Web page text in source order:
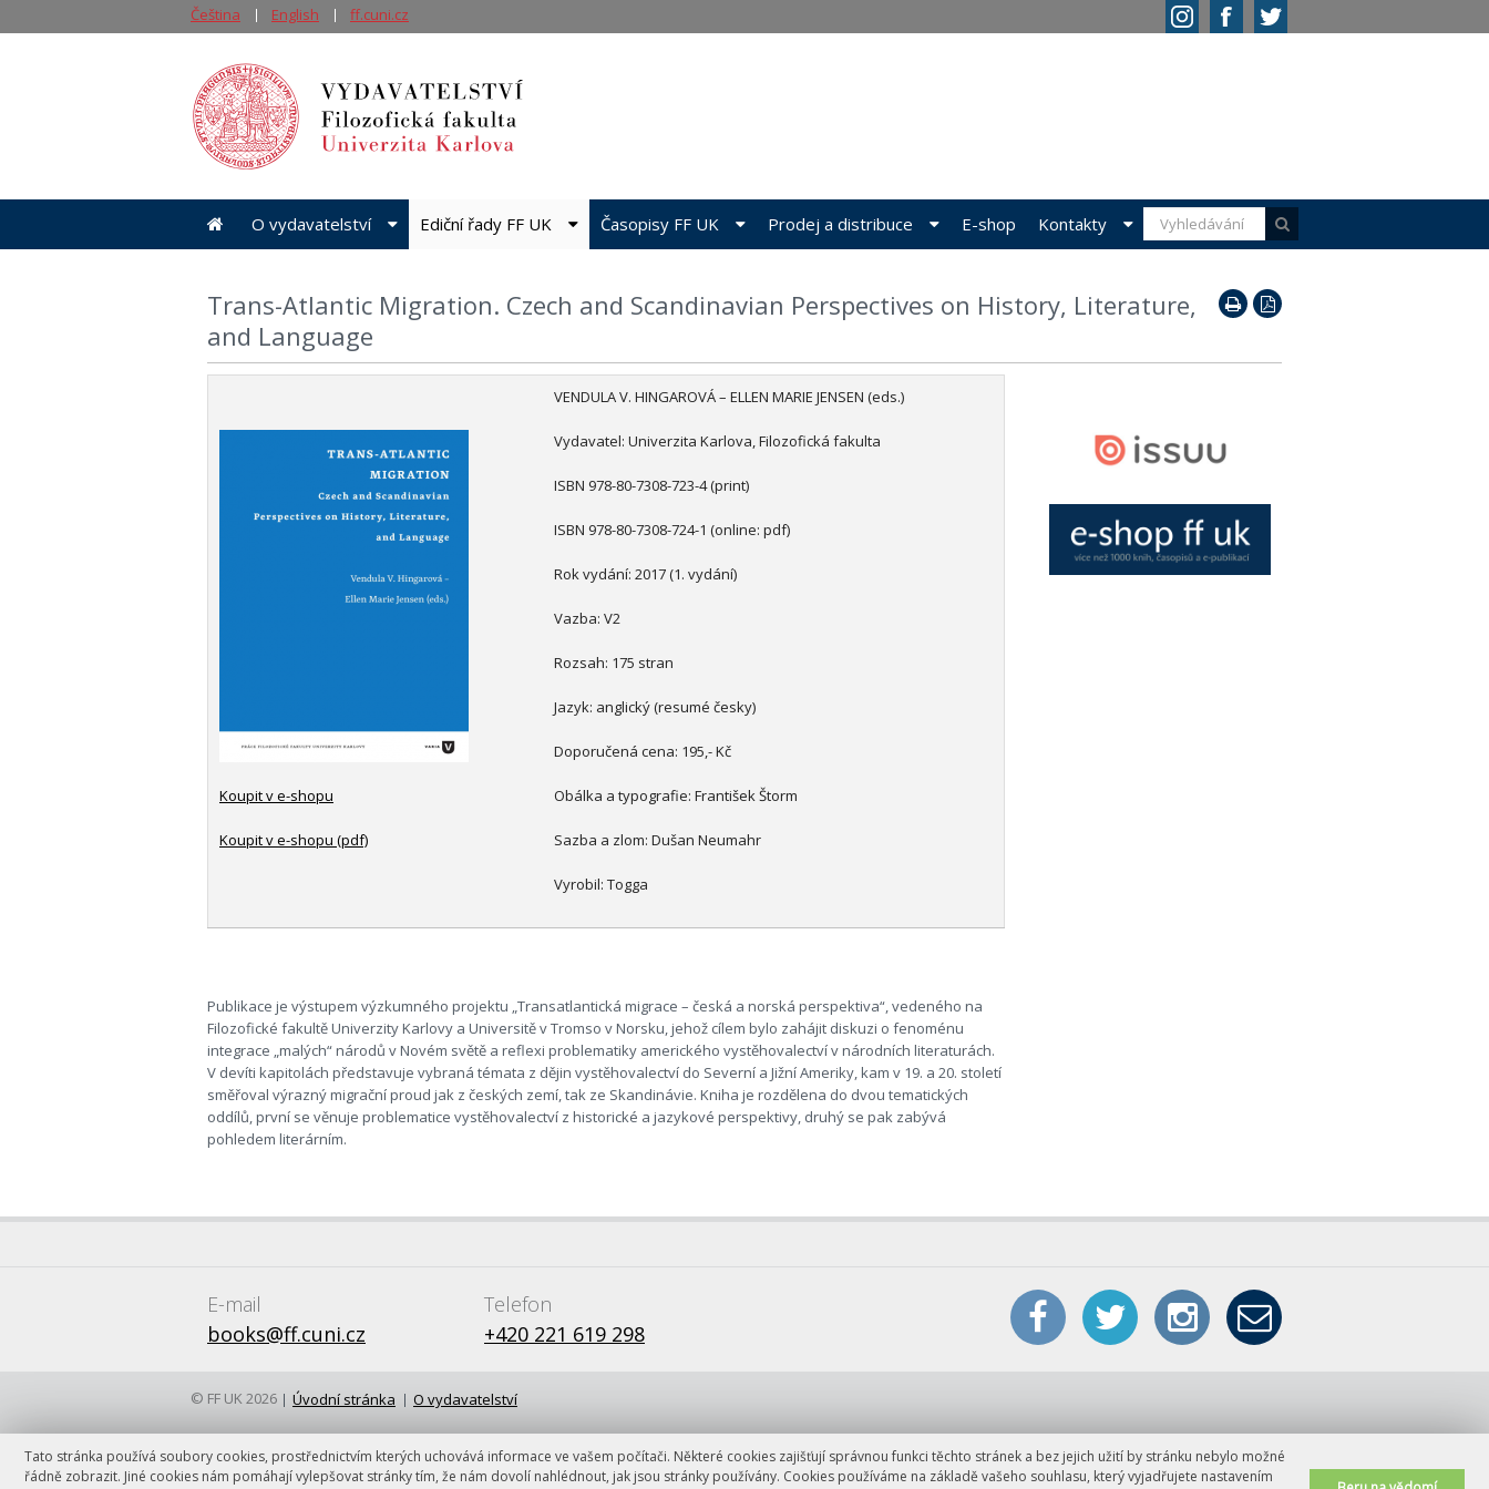
Tato stránka používá soubory cookies, prostřednictvím kterých uchovává informace ve vašem počítači. Některé cookies zajišťují správnou funkci těchto stránek a bez jejich užití by stránku nebylo možné
řádně zobrazit. Jiné cookies nám pomáhají vylepšovat stránky tím, že nám dovolí nahlédnout, jak jsou stránky používány. Cookies používáme na základě vašeho souhlasu, který vyjadřujete nastavením
Trans-Atlantic Migration. Czech and Scandinavian Perspectives on History, Literature,
and Language
Koupit v e-shopu
Koupit v e-shopu (pdf)
VENDULA V. HINGAROVÁ – ELLEN MARIE JENSEN (eds.)
Vydavatel: Univerzita Karlova, Filozofická fakulta
ISBN 978-80-7308-723-4 (print)
ISBN 978-80-7308-724-1 (online: pdf)
Rok vydání: 2017 (1. vydání)
Vazba: V2
Rozsah: 175 stran
Jazyk: anglický (resumé česky)
Doporučená cena: 195,- Kč
Obálka a typografie: František Štorm
Sazba a zlom: Dušan Neumahr
Vyrobil: Togga
Publikace je výstupem výzkumného projektu „Transatlantická migrace – česká a norská perspektiva“, vedeného na
Filozofické fakultě Univerzity Karlovy a Universitě v Tromso v Norsku, jehož cílem bylo zahájit diskuzi o fenoménu
integrace „malých“ národů v Novém světě a reflexi problematiky amerického vystěhovalectví v národních literaturách.
V devíti kapitolách představuje vybraná témata z dějin vystěhovalectví do Severní a Jižní Ameriky, kam v 19. a 20. století
směřoval výrazný migrační proud jak z českých zemí, tak ze Skandinávie. Kniha je rozdělena do dvou tematických
oddílů, první se věnuje problematice vystěhovalectví z historické a jazykové perspektivy, druhý se pak zabývá
pohledem literárním.
O vydavatelství Ediční řady FF UK Časopisy FF UK Prodej a distribuce E-shop Kontakty
Čeština English ff.cuni.cz
E-mail
books@ff.cuni.cz
Telefon
+420 221 619 298
© FF UK 2026 Úvodní stránka O vydavatelství